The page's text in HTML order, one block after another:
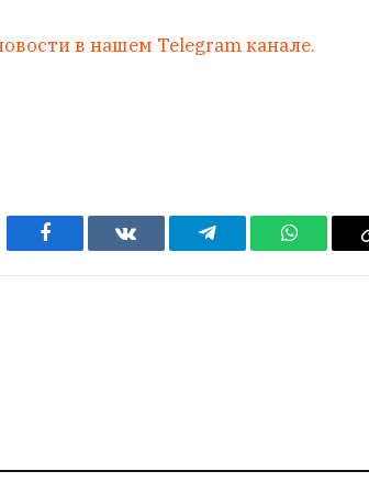
в нашем Telegram канале.
Facebook VKontakteTelegram